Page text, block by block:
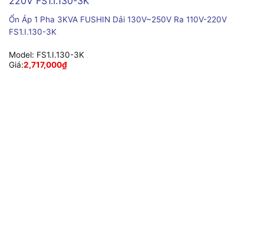
Ổn Áp 1 Pha 3KVA FUSHIN Dải 130V~250V Ra 110V-220V
FS1.I.130-3K
Model: FS1.I.130-3K
Giá:2,717,000₫